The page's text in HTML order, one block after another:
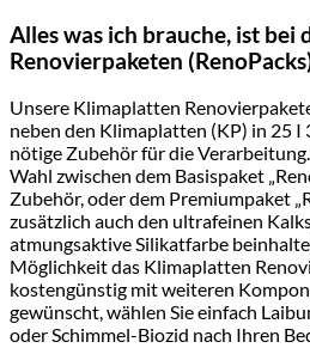
Alles was ich brauche, ist bei
Renovierpaketen
Unsere Klimaplatten
neben den Klimaplatten (KP) in 25 I
nötige Zubehör für die
Wahl zwischen dem Basispaket
Zubehör, oder dem Premiumpaket
zusätzlich auch den ultrafeinen
atmungsaktive Silikatfarbe
Möglichkeit das Klimaplatten
kostengünstig mit weiteren
gewünscht, wählen Sie einfach
oder Schimmel-Biozid nach Ihren